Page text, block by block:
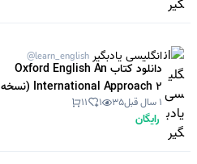
انگلیسی یادبگیر @learn_english
دانلود کتاب Oxford English An
International Approach 2 (نسخه
PDF)1 سال قبل 35
1
11
رایگان